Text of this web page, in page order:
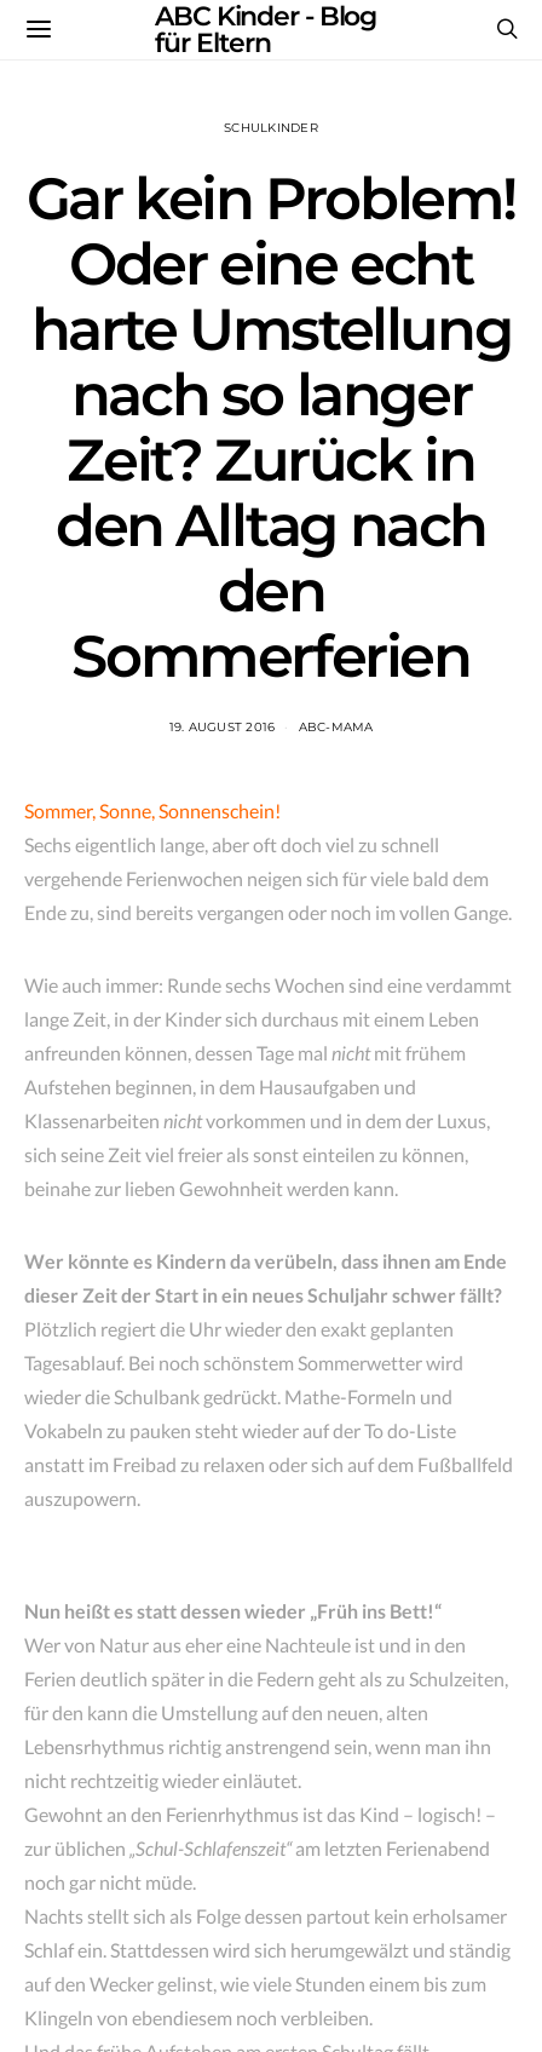
ABC Kinder - Blog
für Eltern
SCHULKINDER
Gar kein Problem!
Oder eine echt
harte Umstellung
nach so langer
Zeit? Zurück in
den Alltag nach
den
Sommerferien
19. AUGUST 2016 ABC-MAMA
Sommer, Sonne, Sonnenschein!
Sechs eigentlich lange, aber oft doch viel zu schnell
vergehende Ferienwochen neigen sich für viele bald dem
Ende zu, sind bereits vergangen oder noch im vollen Gange.
Wie auch immer: Runde sechs Wochen sind eine verdammt
lange Zeit, in der Kinder sich durchaus mit einem Leben
anfreunden können, dessen Tage mal nichtmit frühem
Aufstehen beginnen, in dem Hausaufgaben und
Klassenarbeiten nichtvorkommen und in dem der Luxus,
sich seine Zeit viel freier als sonst einteilen zu können,
beinahe zur lieben Gewohnheit werden kann.
Wer könnte es Kindern da verübeln, dass ihnen am Ende
dieser Zeit der Start in ein neues Schuljahr schwer fällt?
Plötzlich regiert die Uhr wieder den exakt geplanten
Tagesablauf. Bei noch schönstem Sommerwetter wird
wieder die Schulbank gedrückt. Mathe-Formeln und
Vokabeln zu pauken steht wieder auf der To do-Liste
anstatt im Freibad zu relaxen oder sich auf dem Fußballfeld
auszupowern.
Nun heißt es statt dessen wieder „Früh ins Bett!“
Wer von Natur aus eher eine Nachteule ist und in den
Ferien deutlich später in die Federn geht als zu Schulzeiten,
für den kann die Umstellung auf den neuen, alten
Lebensrhythmus richtig anstrengend sein, wenn man ihn
nicht rechtzeitig wieder einläutet.
Gewohnt an den Ferienrhythmus ist das Kind – logisch! –
zur üblichen „Schul-Schlafenszeit“am letzten Ferienabend
noch gar nicht müde.
Nachts stellt sich als Folge dessen partout kein erholsamer
Schlaf ein. Stattdessen wird sich herumgewälzt und ständig
auf den Wecker gelinst, wie viele Stunden einem bis zum
Klingeln von ebendiesem noch verbleiben.